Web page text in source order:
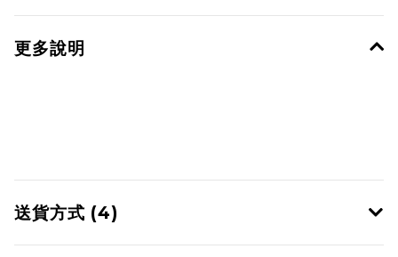
更多說明
送貨方式 (4)